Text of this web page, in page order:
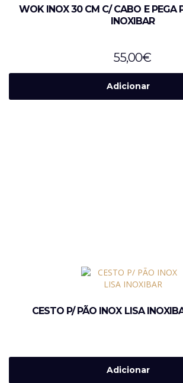
WOK INOX 30 CM C/ CABO E PEGA
INOXIBAR
55,00€
Adicionar
CESTO P/ PÃO INOX LISA
Adicionar